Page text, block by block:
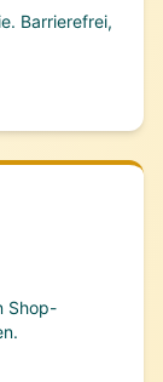
Barrierefrei,
Shop-